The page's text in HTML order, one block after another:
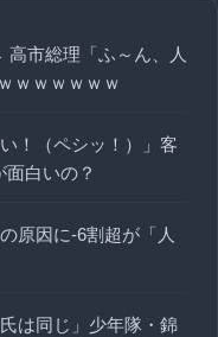
高市総理「ふ～ん、人
ｗｗｗｗｗｗ
！（ペシッ！）」客
白いの？
原因に-6割超が「人
は同じ」少年隊・錦